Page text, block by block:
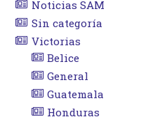
Noticias SAM
Sin categoría
Victorias
Belice
General
Guatemala
Honduras